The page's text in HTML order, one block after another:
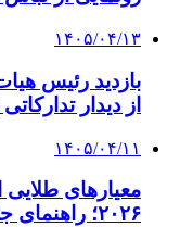
۱۴۰۵/۰۴/۱۳
بازدید رئیس
از دیدار
۱۴۰۵/۰۴/۱۱
معیارهای
۲۰۲۶؛ راهنمای جامع تریدرهای حرفه‌ای